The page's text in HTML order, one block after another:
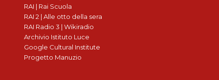
RAI | Rai Scuola
RAI 2 | Alle otto della sera
RAI Radio 3 | Wikiradio
Archivio Istituto Luce
Google Cultural Institute
Progetto Manuzio